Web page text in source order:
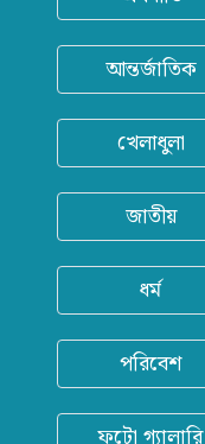
আন্তর্জাতিক
খেলাধুলা
জাতীয়
ধর্ম
পরিবেশ